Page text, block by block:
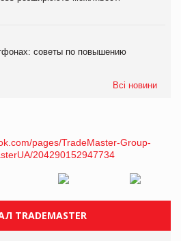
советы по повышению
Всі новини
TRADEMASTER